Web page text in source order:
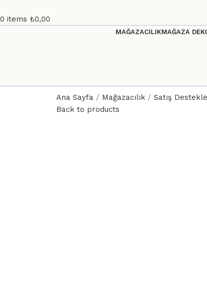
0 items ₺0,00
MAĞAZACILIKMAĞAZA
Ana Sayfa
Mağazacılık Satış
Back to products